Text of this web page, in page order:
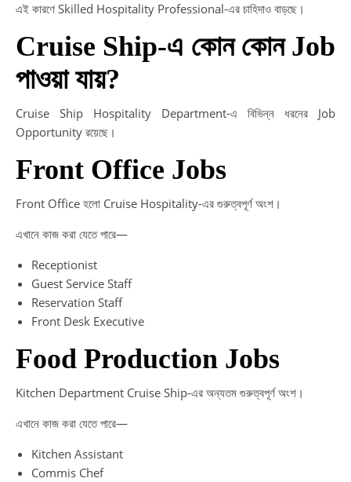
এই কারণে Skilled Hospitality Professional-এর চাহিদাও বাড়ছে।
Cruise Ship-এ কোন কোন Job
পাওয়া যায়?
Cruise Ship Hospitality Department-এ বিভিন্ন ধরনের Job
Opportunity রয়েছে।
Front Office Jobs
Front Office হলো Cruise Hospitality-এর গুরুত্বপূর্ণ অংশ।
এখানে কাজ করা যেতে পারে—
Receptionist
Guest Service Staff
Reservation Staff
Front Desk Executive
Food Production Jobs
Kitchen Department Cruise Ship-এর অন্যতম গুরুত্বপূর্ণ অংশ।
এখানে কাজ করা যেতে পারে—
Kitchen Assistant
Commis Chef